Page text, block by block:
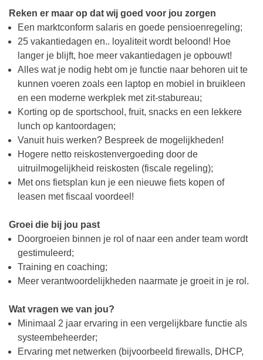
Reken er maar op dat wij goed voor jou zorgen
Een marktconform salaris en goede pensioenregeling;
25 vakantiedagen en.. loyaliteit wordt beloond! Hoe
langer je blijft, hoe meer vakantiedagen je opbouwt!
Alles wat je nodig hebt om je functie naar behoren uit te
kunnen voeren zoals een laptop en mobiel in bruikleen
en een moderne werkplek met zit-stabureau;
Korting op de sportschool, fruit, snacks en een lekkere
lunch op kantoordagen;
Vanuit huis werken? Bespreek de mogelijkheden!
Hogere netto reiskostenvergoeding door de
uitruilmogelijkheid reiskosten (fiscale regeling);
Met ons fietsplan kun je een nieuwe fiets kopen of
leasen met fiscaal voordeel!
Groei die bij jou past
Doorgroeien binnen je rol of naar een ander team wordt
gestimuleerd;
Training en coaching;
Meer verantwoordelijkheden naarmate je groeit in je rol.
Wat vragen we van jou?
Minimaal 2 jaar ervaring in een vergelijkbare functie als
systeembeheerder;
Ervaring met netwerken (bijvoorbeeld firewalls, DHCP,